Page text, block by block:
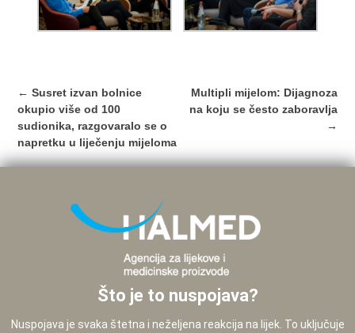
Post
navigation
← Susret izvan bolnice
okupio više od 100
sudionika, razgovaralo se o
napretku u liječenju mijeloma
Multipli mijelom: Dijagnoza
na koju se često zaboravlja
→
Što je to nuspojava?
Nuspojava je svaka štetna i neželjena reakcija na lijek. To uključuje